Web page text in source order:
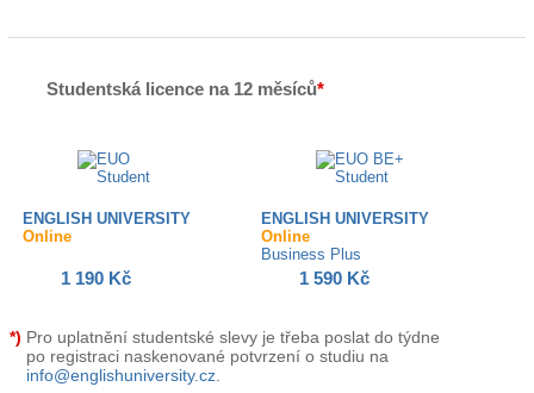
Studentská licence na 12 měsíců*
ENGLISH UNIVERSITY
Online
1 190 Kč
ENGLISH UNIVERSITY
Online
Business Plus
1 590 Kč
*) Pro uplatnění studentské slevy je třeba poslat do týdne
po registraci naskenované potvrzení o studiu na
info@englishuniversity.cz